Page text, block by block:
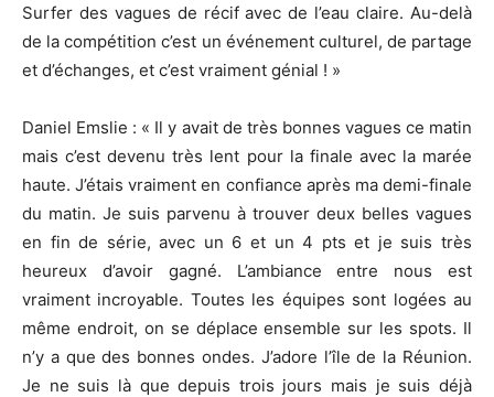
Surfer des vagues de récif avec de l’eau claire. Au-delà
de la compétition c’est un événement culturel, de partage
et d’échanges, et c’est vraiment génial ! »
Daniel Emslie : « Il y avait de très bonnes vagues ce matin
mais c’est devenu très lent pour la finale avec la marée
haute. J’étais vraiment en confiance après ma demi-finale
du matin. Je suis parvenu à trouver deux belles vagues
en fin de série, avec un 6 et un 4 pts et je suis très
heureux d’avoir gagné. L’ambiance entre nous est
vraiment incroyable. Toutes les équipes sont logées au
même endroit, on se déplace ensemble sur les spots. Il
n’y a que des bonnes ondes. J’adore l’île de la Réunion.
Je ne suis là que depuis trois jours mais je suis déjà